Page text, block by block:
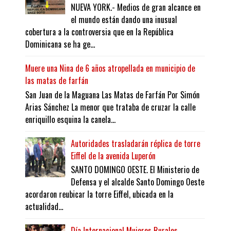
NUEVA YORK.- Medios de gran alcance en
el mundo están dando una inusual
cobertura a la controversia que en la República
Dominicana se ha ge...
Muere una Nina de 6 años atropellada en municipio de
las matas de farfán
San Juan de la Maguana Las Matas de Farfán Por Simón
Arias Sánchez La menor que trataba de cruzar la calle
enriquillo esquina la canela...
Autoridades trasladarán réplica de torre
Eiffel de la avenida Luperón
SANTO DOMINGO OESTE. El Ministerio de
Defensa y el alcalde Santo Domingo Oeste
acordaron reubicar la torre Eiffel, ubicada en la
actualidad...